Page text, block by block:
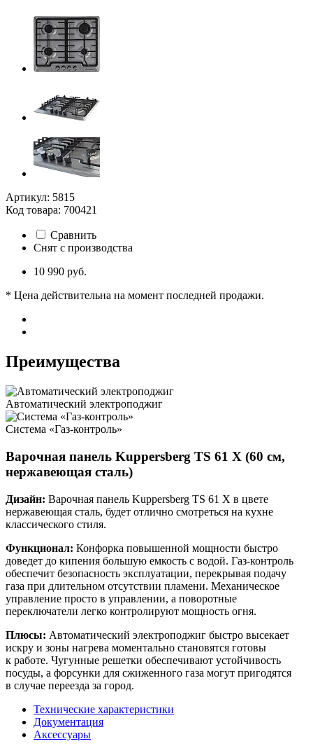
Артикул: 5815
Код товара: 700421
Сравнить
Снят с производства
10 990 руб.
* Цена действительна на момент последней продажи.
Преимущества
Автоматический электроподжиг
Система «Газ-контроль»
Варочная панель Kuppersberg TS 61 X (60 см,
нержавеющая сталь)
Дизайн: Варочная панель Kuppersberg TS 61 X в цвете
нержавеющая сталь, будет отлично смотреться на кухне
классического стиля.
Функционал: Конфорка повышенной мощности быстро
доведет до кипения большую емкость с водой. Газ-контроль
обеспечит безопасность эксплуатации, перекрывая подачу
газа при длительном отсутствии пламени. Механическое
управление просто в управлении, а поворотные
переключатели легко контролируют мощность огня.
Плюсы: Автоматический электроподжиг быстро высекает
искру и зоны нагрева моментально становятся готовы
к работе. Чугунные решетки обеспечивают устойчивость
посуды, а форсунки для сжиженного газа могут пригодятся
в случае переезда за город.
Технические характеристики
Документация
Аксессуары